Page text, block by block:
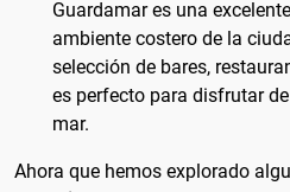
Guardamar es una
ambiente costero de la
selección de bares,
es perfecto para disfrutar
mar.
Ahora que hemos explorado